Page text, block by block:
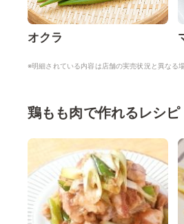
オクラ
※明細されている内容は店舗の実売状況と異なる
鶏もも肉で作れるレシピ